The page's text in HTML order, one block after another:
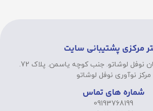
مرکزی پشتیبانی سایت
خیابان حافظ. خیابان نوفل لوشاتو. جنب کوچه یاسمن. پلاک 72.
مرکز نوآوری نوفل لوشاتو
شماره های تماس
09193768199